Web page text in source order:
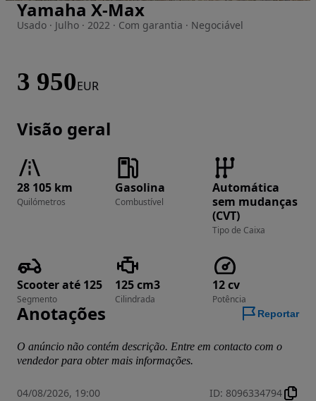
Imagem 1 de 14
Yamaha X-Max
Usado · Julho · 2022 · Com garantia · Negociável
3 950EUR
Visão geral
28 105 km
Quilómetros
Gasolina
Combustível
Automática
sem mudanças
(CVT)
Tipo de Caixa
Scooter até 125
Segmento
125 cm3
Cilindrada
12 cv
Potência
Anotações Reportar
O anúncio não contém descrição. Entre em contacto com o
vendedor para obter mais informações.
04/08/2026, 19:00 ID: 8096334794